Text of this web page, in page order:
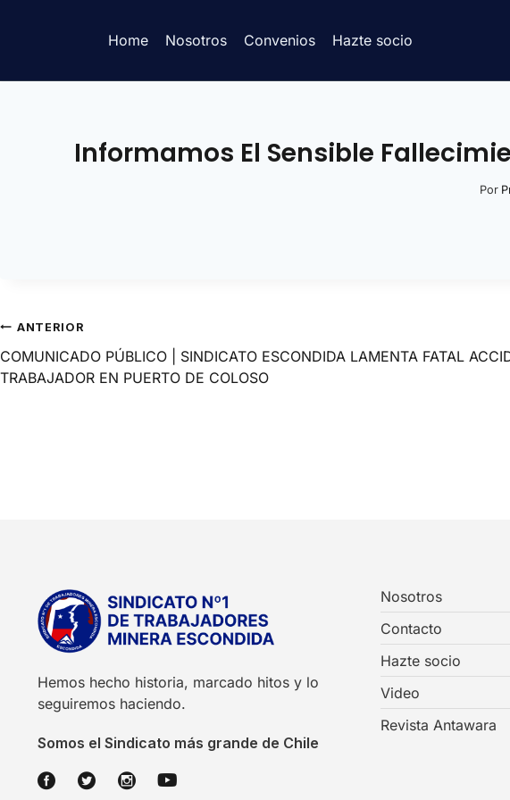
Home Nosotros Convenios Hazte socio
Informamos El Sensible
Por
ANTERIOR
COMUNICADO PÚBLICO | SINDICATO ESCONDIDA LAMENTA FATAL
TRABAJADOR EN PUERTO DE COLOSO
Hemos hecho historia, marcado hitos y lo
seguiremos haciendo.
Somos el Sindicato más grande de Chile
Nosotros
Contacto
Hazte socio
Video
Revista Antawara